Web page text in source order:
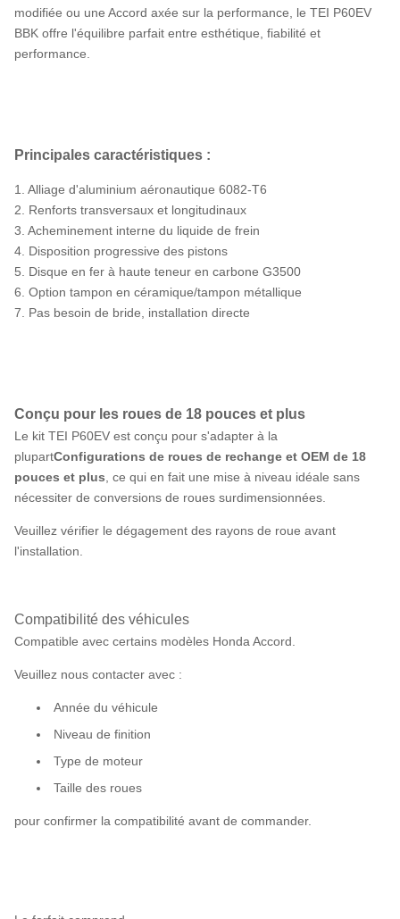
modifiée ou une Accord axée sur la performance, le TEI P60EV
BBK offre l'équilibre parfait entre esthétique, fiabilité et
performance.
Principales caractéristiques :
1. Alliage d'aluminium aéronautique 6082-T6
2. Renforts transversaux et longitudinaux
3. Acheminement interne du liquide de frein
4. Disposition progressive des pistons
5. Disque en fer à haute teneur en carbone G3500
6. Option tampon en céramique/tampon métallique
7. Pas besoin de bride, installation directe
Conçu pour les roues de 18 pouces et plus
Le kit TEI P60EV est conçu pour s'adapter à la
plupartConfigurations de roues de rechange et OEM de 18
pouces et plus , ce qui en fait une mise à niveau idéale sans
nécessiter de conversions de roues surdimensionnées.
Veuillez vérifier le dégagement des rayons de roue avant
l'installation.
Compatibilité des véhicules
Compatible avec certains modèles Honda Accord.
Veuillez nous contacter avec :
Année du véhicule
Niveau de finition
Type de moteur
Taille des roues
pour confirmer la compatibilité avant de commander.